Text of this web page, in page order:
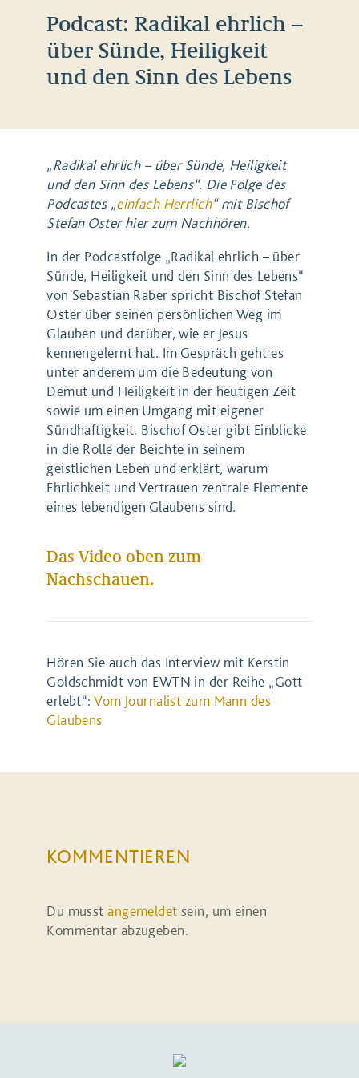
Podcast: Radikal ehrlich –
über Sünde, Heiligkeit
und den Sinn des Lebens
„Radikal ehrlich – über Sünde, Heiligkeit
und den Sinn des Lebens“. Die Folge des
Podcastes „einfach Herrlich“ mit Bischof
Stefan Oster hier zum Nachhören.
In der Podcastfolge „Radikal ehrlich – über
Sünde, Heiligkeit und den Sinn des Lebens“
von Sebastian Raber spricht Bischof Stefan
Oster über seinen persönlichen Weg im
Glauben und darüber, wie er Jesus
kennengelernt hat. Im Gespräch geht es
unter anderem um die Bedeutung von
Demut und Heiligkeit in der heutigen Zeit
sowie um einen Umgang mit eigener
Sündhaftigkeit. Bischof Oster gibt Einblicke
in die Rolle der Beichte in seinem
geistlichen Leben und erklärt, warum
Ehrlichkeit und Vertrauen zentrale Elemente
eines lebendigen Glaubens sind.
Das Video oben zum
Nachschauen.
Hören Sie auch das Interview mit Kerstin
Goldschmidt von EWTN in der Reihe „Gott
erlebt“:Vom Journalist zum Mann des
Glaubens
KOMMENTIEREN
Du musstangemeldet sein, um einen
Kommentar abzugeben.